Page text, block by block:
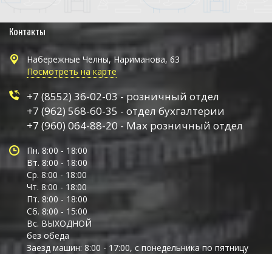
Контакты
Набережные Челны, Нариманова, 63
Посмотреть на карте
+7 (8552) 36-02-03 - розничный отдел
+7 (962) 568-60-35 - отдел бухгалтерии
+7 (960) 064-88-20 - Max розничный отдел
Пн. 8:00 - 18:00
Вт. 8:00 - 18:00
Ср. 8:00 - 18:00
Чт. 8:00 - 18:00
Пт. 8:00 - 18:00
Сб. 8:00 - 15:00
Вс. ВЫХОДНОЙ
без обеда
Заезд машин: 8:00 - 17:00, с понедельника по пятницу